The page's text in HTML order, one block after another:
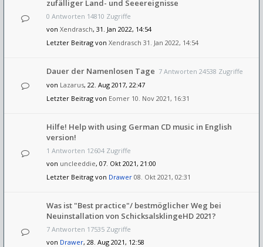
zufälliger Land- und Seeereignisse
0 Antworten 14810 Zugriffe
von Xendrasch, 31. Jan 2022, 14:54
Letzter Beitrag von Xendrasch 31. Jan 2022, 14:54
Dauer der Namenlosen Tage 7 Antworten 24538 Zugriffe
von Lazarus, 22. Aug 2017, 22:47
Letzter Beitrag von Eomer 10. Nov 2021, 16:31
Hilfe! Help with using German CD music in English
version!
1 Antworten 12604 Zugriffe
von uncleeddie, 07. Okt 2021, 21:00
Letzter Beitrag von Drawer 08. Okt 2021, 02:31
Was ist "Best practice"/ bestmöglicher Weg bei
Neuinstallation von SchicksalsklingeHD 2021?
7 Antworten 17535 Zugriffe
von Drawer, 28. Aug 2021, 12:58